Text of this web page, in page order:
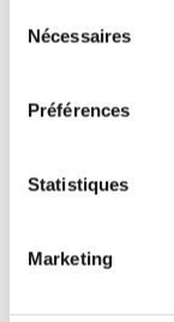
Nécessaires
Préférences
Statistiques
Marketing